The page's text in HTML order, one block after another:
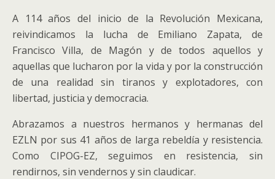
A 114 años del inicio de la Revolución Mexicana,
reivindicamos la lucha de Emiliano Zapata, de
Francisco Villa, de Magón y de todos aquellos y
aquellas que lucharon por la vida y por la construcción
de una realidad sin tiranos y explotadores, con
libertad, justicia y democracia.
Abrazamos a nuestros hermanos y hermanas del
EZLN por sus 41 años de larga rebeldía y resistencia.
Como CIPOG-EZ, seguimos en resistencia, sin
rendirnos, sin vendernos y sin claudicar.